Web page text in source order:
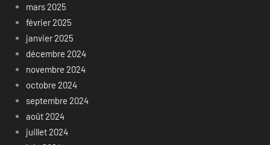
mars 2025
février 2025
janvier 2025
décembre 2024
novembre 2024
octobre 2024
septembre 2024
août 2024
juillet 2024